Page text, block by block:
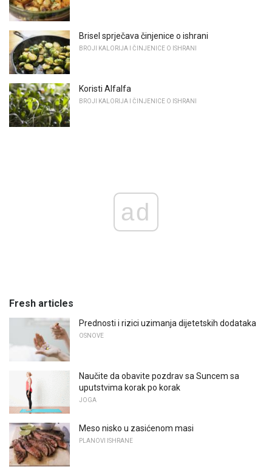
Brisel sprječava činjenice o ishrani
BROJI KALORIJA I ČINJENICE O ISHRANI
Koristi Alfalfa
BROJI KALORIJA I ČINJENICE O ISHRANI
ad
Fresh articles
Prednosti i rizici uzimanja dijetetskih dodataka
OSNOVE
Naučite da obavite pozdrav sa Suncem sa
uputstvima korak po korak
JOGA
Meso nisko u zasićenom masi
PLANOVI ISHRANE